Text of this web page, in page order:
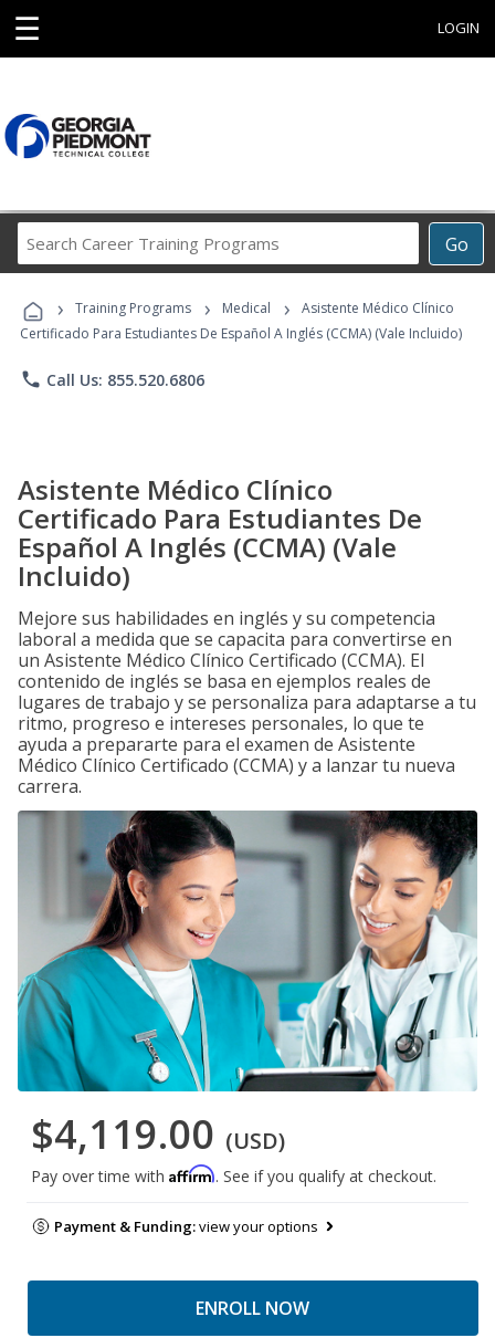
☰ LOGIN
Go
Career
Programs
› Training Programs › Medical ›
Asistente Médico Clínico
Certificado Para Estudiantes De Español A Inglés (CCMA) (Vale Incluido)
phone Call Us: 855.520.6806
Asistente Médico Clínico
Certificado Para Estudiantes De
Español A Inglés (CCMA) (Vale
Incluido)
Mejore sus habilidades en inglés y su competencia
laboral a medida que se capacita para convertirse en
un Asistente Médico Clínico Certificado (CCMA). El
contenido de inglés se basa en ejemplos reales de
lugares de trabajo y se personaliza para adaptarse a tu
ritmo, progreso e intereses personales, lo que te
ayuda a prepararte para el examen de Asistente
Médico Clínico Certificado (CCMA) y a lanzar tu nueva
carrera.
$4,119.00 (USD)
Pay over time with Affirm. See if you qualify at checkout.
Payment & Funding:view your options
ENROLL NOW